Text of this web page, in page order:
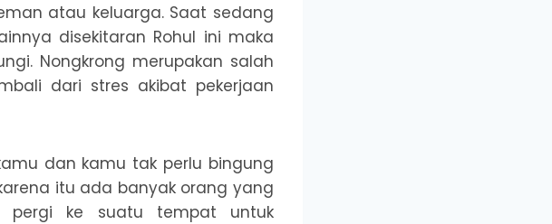
atau keluarga. Saat sedang
disekitaran Rohul ini maka
Nongkrong merupakan salah
dari stres akibat pekerjaan
dan kamu tak perlu bingung
itu ada banyak orang yang
pergi ke suatu tempat untuk